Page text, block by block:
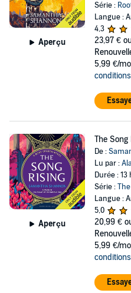
Aperçu
Série :
Langue :
4,3
23,97 €
5,99 €/
Aperçu
The Song
De :
Lu par :
Durée : 13
Série :
Langue :
5,0
20,99 €
5,99 €/